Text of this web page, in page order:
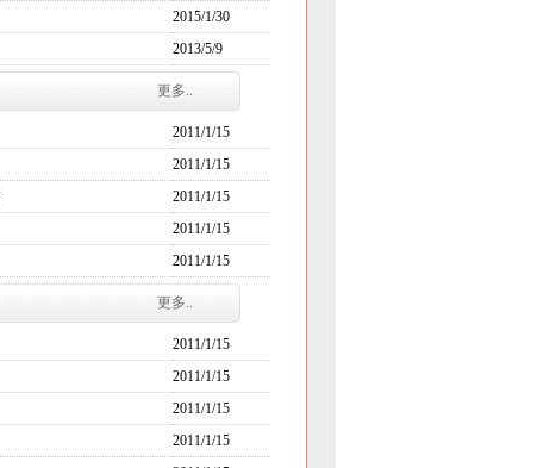
2015/1/30
2013/5/9
更多..
2011/1/15
2011/1/15
2011/1/15
2011/1/15
2011/1/15
更多..
2011/1/15
2011/1/15
2011/1/15
2011/1/15